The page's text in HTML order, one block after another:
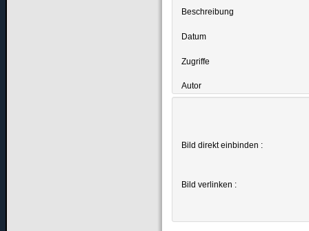
Beschreibung
Datum
Zugriffe
Autor
Bild direkt einbinden :
Bild verlinken :